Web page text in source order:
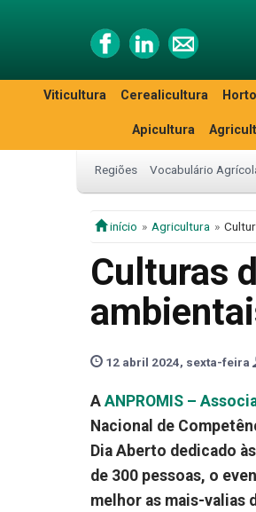
Viticultura Cerealicultura
Apicultura
Regiões Vocabulário
início Agricultura
Culturas
12 abril 2024, sexta-feira
A ANPROMIS –
Nacional de
Dia Aberto dedicado
de 300 pessoas, o
melhor as mais-valias